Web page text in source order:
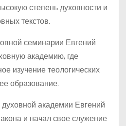
степень духовности и
текстов.
семинарии Евгений
академию, где
изучение теологических
образование.
академии Евгений
и начал свое служение